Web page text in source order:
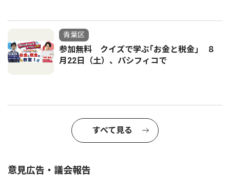
青葉区
参加無料 クイズで学ぶ｢お金と税金｣ ８
月22日（土）、パシフィコで
すべて見る
意見広告・議会報告